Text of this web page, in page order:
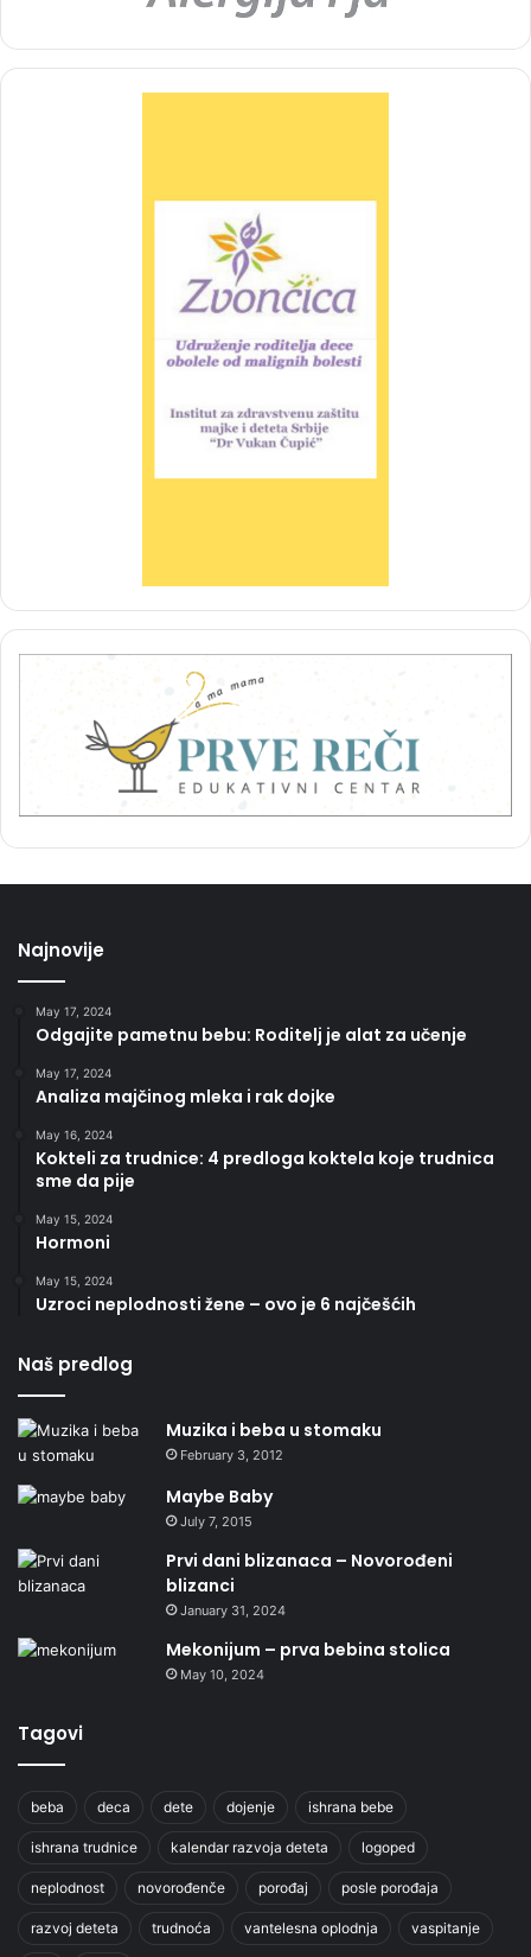
Najnovije
May 17, 2024
Odgajite pametnu bebu: Roditelj je alat za učenje
May 17, 2024
Analiza majčinog mleka i rak dojke
May 16, 2024
Kokteli za trudnice: 4 predloga koktela koje trudnica
sme da pije
May 15, 2024
Hormoni
May 15, 2024
Uzroci neplodnosti žene – ovo je 6 najčešćih
Naš predlog
Muzika i beba u stomaku
February 3, 2012
Maybe Baby
July 7, 2015
Prvi dani blizanaca – Novorođeni
blizanci
January 31, 2024
Mekonijum – prva bebina stolica
May 10, 2024
Tagovi
beba deca dete dojenje ishrana bebe
ishrana trudnice kalendar razvoja deteta logoped
neplodnost novorođenče porođaj posle porođaja
razvoj deteta trudnoća vantelesna oplodnja vaspitanje